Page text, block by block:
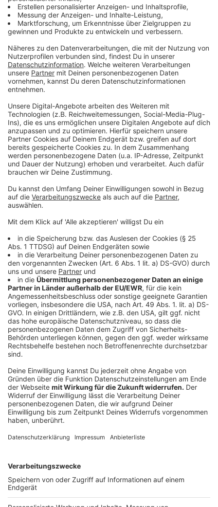
rund um Düsseldorf, Duisburg, Oberhausen, Mülheim
(Ruhr), Essen und Bochum", teilte die Bahn mit
Sperrungen werden über die gesamte Osterferienzeit
Anzeige
Anzeige
Die Auswirkungen der Bauarbeiten zwischen
Duisburg, Essen und Oberhausen im
Überblick
Anzeige
Duisburg HBF und Essen HBF werden vom 23.
März bis 8. April an Fernverkehr angefahren,
Duisburg HBF allerdings nur aus dem Süden
kommend und Essen HBF nur aus dem Norden
kommend.
Die Bahn kündigt in der Zeit "größere
Fahrplanänderungen" rund um Düsseldorf,
Duisburg, Oberhausen, Mülhem, Essen und
Bochum an.
Einzelne Zwischenhalte entfallen.
Detailliertere Bahn-Maßnahmen - vor allem für
den Fernverkehr - findet ihrhier .
Im Nahverkehr innerhalb Nordrhein-Westfalens
RE 5, RE 6, RE 11, RE 19, RE 42, RE 44, RB 32, RB
33, RB 35, S1. Meist wird es in besagten Städten
zu einem Schienenersatzverkehr kommen.
Wer zwischen Essen und Düsselorf pendeln will
konnte die S6 als Ausweichmöglichkeit benutzen.
Grund dafür ist ein Hangrutsch.
Anzeige